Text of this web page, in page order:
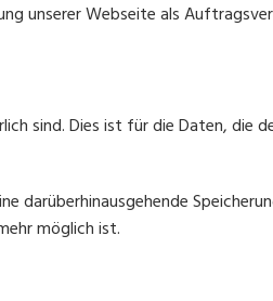
unserer Webseite als
sind. Dies ist für die Daten, die
darüberhinausgehende
möglich ist.